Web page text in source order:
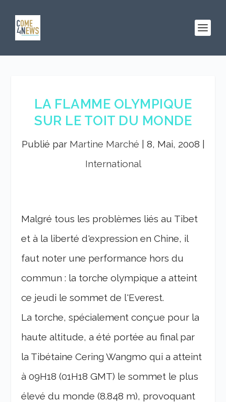
LA FLAMME OLYMPIQUE
SUR LE TOIT DU MONDE
Publié par Martine Marché 8, Mai, 2008
International
Malgré tous les problèmes liés au Tibet
et à la liberté d'expression en Chine, il
faut noter une performance hors du
commun : la torche olympique a atteint
ce jeudi le sommet de l'Everest.
La torche, spécialement conçue pour la
haute altitude, a été portée au final par
la Tibétaine Cering Wangmo qui a atteint
à 09H18 (01H18 GMT) le sommet le plus
élevé du monde (8.848 m), provoquant